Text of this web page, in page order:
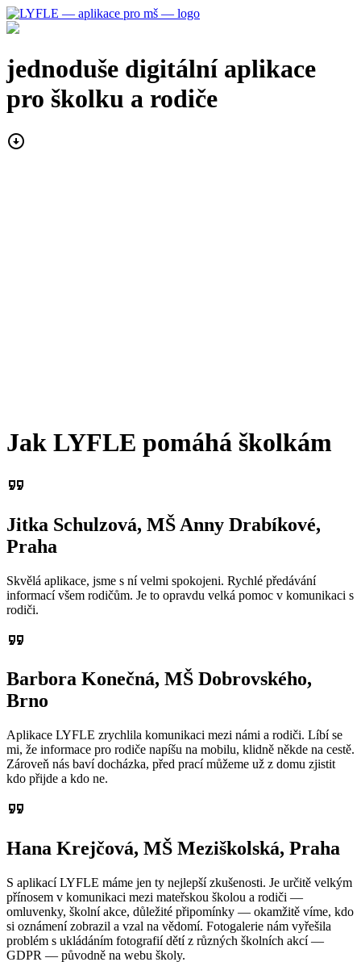
jednoduše digitální aplikace
pro školku a rodiče
arrow_circle_down
Jak LYFLE pomáhá školkám
format_quote
Jitka Schulzová, MŠ Anny Drabíkové,
Praha
Skvělá aplikace, jsme s ní velmi spokojeni. Rychlé předávání
informací všem rodičům. Je to opravdu velká pomoc v komunikaci s
rodiči.
format_quote
Barbora Konečná, MŠ Dobrovského,
Brno
Aplikace LYFLE zrychlila komunikaci mezi námi a rodiči. Líbí se
mi, že informace pro rodiče napíšu na mobilu, klidně někde na cestě.
Zároveň nás baví docházka, před prací můžeme už z domu zjistit
kdo přijde a kdo ne.
format_quote
Hana Krejčová, MŠ Meziškolská, Praha
S aplikací LYFLE máme jen ty nejlepší zkušenosti. Je určitě velkým
přínosem v komunikaci mezi mateřskou školou a rodiči —
omluvenky, školní akce, důležité připomínky — okamžitě víme, kdo
si oznámení zobrazil a vzal na vědomí. Fotogalerie nám vyřešila
problém s ukládáním fotografií dětí z různých školních akcí —
GDPR — původně na webu školy.